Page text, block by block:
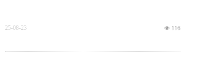
넶 116
25-08-23